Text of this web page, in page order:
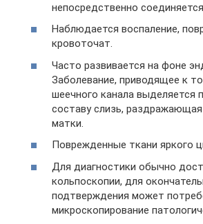
непосредственно
Наблюдается воспаление,
кровоточат.
Часто развивается на фоне
Заболевание, приводящее к
шеечного канала выделяется
составу слизь,
матки.
Поврежденные ткани яркого
Для диагностики обычно
кольпоскопии, для
подтверждения может
микроскопирование